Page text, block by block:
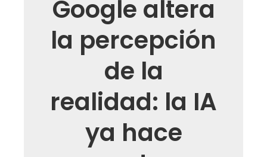
Google altera
la percepción
de la
realidad: la IA
ya hace